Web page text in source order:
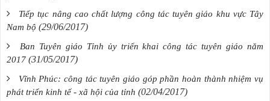
Tiếp tục nâng cao chất lượng công tác tuyên giáo khu vực Tây
Nam bộ (29/06/2017)
Ban Tuyên giáo Tỉnh ủy triển khai công tác tuyên giáo năm
2017 (31/05/2017)
Vĩnh Phúc: công tác tuyên giáo góp phần hoàn thành nhiệm vụ
phát triển kinh tế - xã hội của tỉnh (02/04/2017)